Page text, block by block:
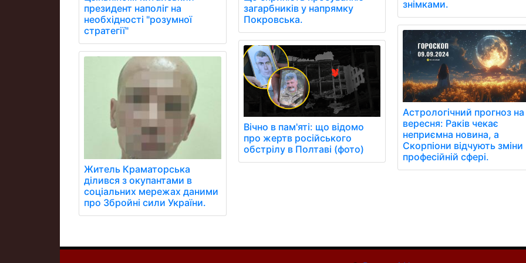
президент наполіг на
необхідності "розумної
стратегії"
Житель Краматорська
ділився з окупантами в
соціальних мережах даними
про Збройні сили України.
загарбників у напрямку
Покровська.
Вічно в пам'яті: що відомо
про жертв російського
обстрілу в Полтаві (фото)
знімками.
Астрологічний прогноз
вересня: Раків чекає
неприємна новина, а
Скорпіони відчують зміни
професійній сфері.